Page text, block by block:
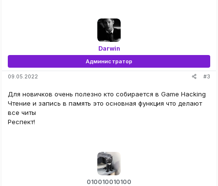
Darwin
Администратор
09.05.2022 #3
Для новичков очень полезно кто собирается в Game Hacking
Чтение и запись в память это основная функция что делают
все читы
Респект!
010010010100